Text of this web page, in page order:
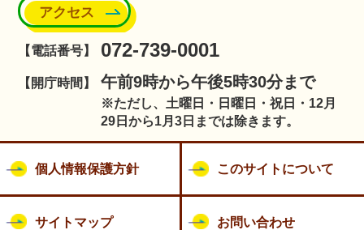
アクセス
【電話番号】 072-739-0001
【開庁時間】 午前9時から午後5時30分まで
※ただし、土曜日・日曜日・祝日・12月
29日から1月3日までは除きます。
個人情報保護方針 このサイトについて
サイトマップ お問い合わせ